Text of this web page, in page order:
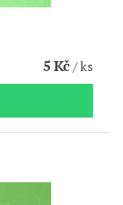
5 Kč/ ks